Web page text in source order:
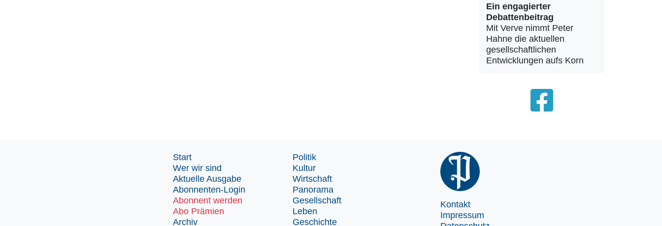
Ein engagierter
Debattenbeitrag
Mit Verve nimmt Peter
Hahne die aktuellen
gesellschaftlichen
Entwicklungen aufs Korn
Start
Wer wir sind
Aktuelle Ausgabe
Abonnenten-Login
Abonnent werden
Abo Prämien
Archiv
Politik
Kultur
Wirtschaft
Panorama
Gesellschaft
Leben
Geschichte
Kontakt
Impressum